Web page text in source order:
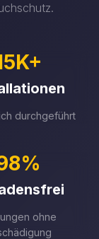
durchgeführt
ohne